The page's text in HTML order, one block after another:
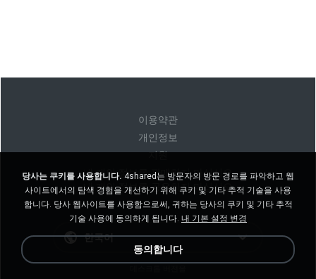
이용약관
개인정보
지원
내 개인 정보를 판매하지 마십시오
내 개인 정보를 공유하지 마십시오
한국어
당사는 쿠키를 사용합니다. 4shared는 방문자의 방문 경로를 파악하고 웹
사이트에서의 탐색 경험을 개선하기 위해 쿠키 및 기타 추적 기술을 사용
합니다. 당사 웹사이트를 사용함으로써, 귀하는 당사의 쿠키 및 기타 추적
기술 사용에 동의하게 됩니다. 내 기본 설정 변경
동의합니다